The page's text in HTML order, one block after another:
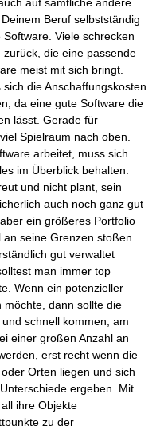
Beruf selbstständig
Viele schrecken
die eine passende
meist mit sich bringt.
die Anschaffungskosten
da eine gute Software die
lässt. Gerade für
Spielraum nach oben.
arbeitet, muss sich
im Überblick behalten.
und nicht plant, sein
auch noch ganz gut
ein größeres Portfolio
seine Grenzen stoßen.
gut verwaltet
man immer top
Wenn ein potenzieller
möchte, dann sollte die
schnell kommen, am
einer großen Anzahl an
erst recht wenn die
Orten liegen und sich
ergeben. Mit
ihre Objekte
zu der